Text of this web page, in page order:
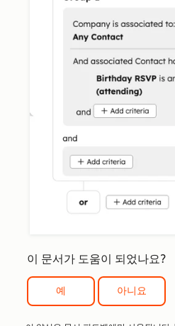
이 문서가 도움이 되었나요?
예 아니요